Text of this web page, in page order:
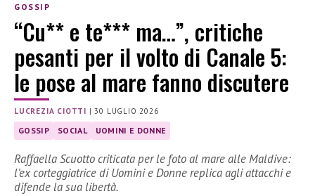
GOSSIP
“Cu** e te*** ma…”, critiche
pesanti per il volto di Canale 5:
le pose al mare fanno discutere
LUCREZIA CIOTTI |30 LUGLIO 2026
GOSSIP SOCIAL UOMINI E DONNE
Raffaella Scuotto criticata per le foto al mare alle Maldive:
l’ex corteggiatrice di Uomini e Donne replica agli attacchi e
difende la sua libertà.